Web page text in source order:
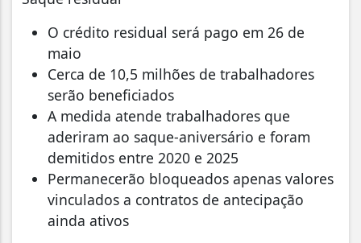
O crédito residual será pago em 26 de
maio
Cerca de 10,5 milhões de trabalhadores
serão beneficiados
A medida atende trabalhadores que
aderiram ao saque-aniversário e foram
demitidos entre 2020 e 2025
Permanecerão bloqueados apenas valores
vinculados a contratos de antecipação
ainda ativos